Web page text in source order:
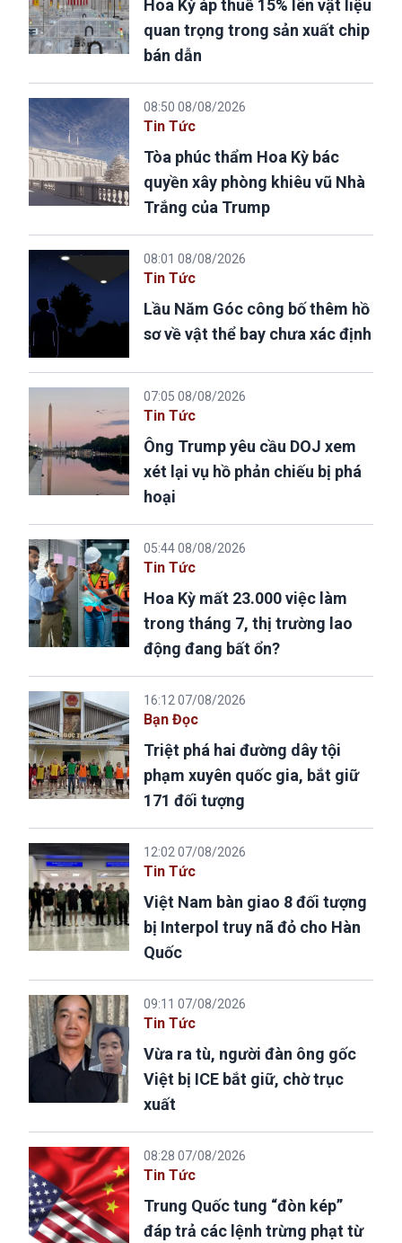
Hoa Kỳ áp thuế 15% lên vật liệu
quan trọng trong sản xuất chip
bán dẫn
08:50 08/08/2026
Tin Tức
Tòa phúc thẩm Hoa Kỳ bác
quyền xây phòng khiêu vũ Nhà
Trắng của Trump
08:01 08/08/2026
Tin Tức
Lầu Năm Góc công bố thêm hồ
sơ về vật thể bay chưa xác định
07:05 08/08/2026
Tin Tức
Ông Trump yêu cầu DOJ xem
xét lại vụ hồ phản chiếu bị phá
hoại
05:44 08/08/2026
Tin Tức
Hoa Kỳ mất 23.000 việc làm
trong tháng 7, thị trường lao
động đang bất ổn?
16:12 07/08/2026
Bạn Đọc
Triệt phá hai đường dây tội
phạm xuyên quốc gia, bắt giữ
171 đối tượng
12:02 07/08/2026
Tin Tức
Việt Nam bàn giao 8 đối tượng
bị Interpol truy nã đỏ cho Hàn
Quốc
09:11 07/08/2026
Tin Tức
Vừa ra tù, người đàn ông gốc
Việt bị ICE bắt giữ, chờ trục
xuất
08:28 07/08/2026
Tin Tức
Trung Quốc tung “đòn kép”
đáp trả các lệnh trừng phạt từ